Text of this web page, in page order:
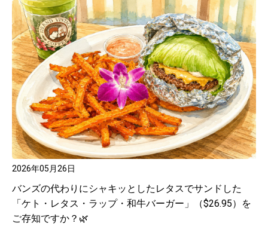
2026年05月26日
バンズの代わりにシャキッとしたレタスでサンドした
「ケト・レタス・ラップ・和牛バーガー」（$26.95）を
ご存知ですか？🌿